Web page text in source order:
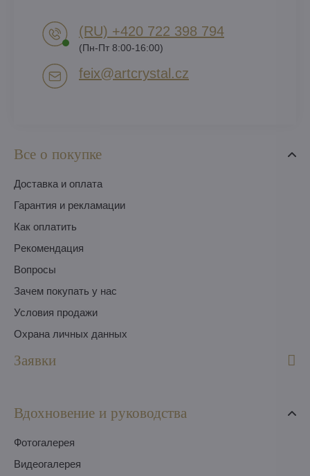
Все о покупке
Доставка и оплата
Гарантия и рекламации
Как оплатить
Pекомендация
Вопросы
Зачем покупать у нас
Условия продажи
Охрана личных данных
Заявки
Вдохновение и руководства
Фотогалерея
Видеогалерея
(RU) +420 722 398 794​
(Пн-Пт 8:00-16:00)
feix​@artcrystal​.cz